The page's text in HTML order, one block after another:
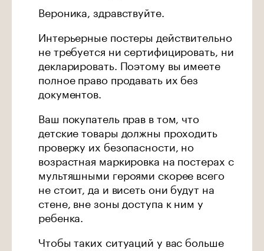
Вероника, здравствуйте.
Интерьерные постеры действительно
не требуется ни сертифицировать, ни
декларировать. Поэтому вы имеете
полное право продавать их без
документов.
Ваш покупатель прав в том, что
детские товары должны проходить
проверку их безопасности, но
возрастная маркировка на постерах с
мультяшными героями скорее всего
не стоит, да и висеть они будут на
стене, вне зоны доступа к ним у
ребенка.
Чтобы таких ситуаций у вас больше